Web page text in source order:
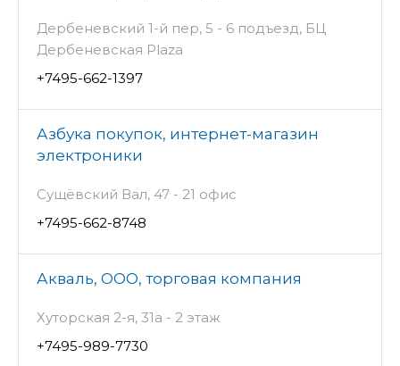
Дербеневский 1-й пер, 5 - 6 подъезд, БЦ
Дербеневская Plaza
+7495-662-1397
Азбука покупок, интернет-магазин
электроники
Сущёвский Вал, 47 - 21 офис
+7495-662-8748
Акваль, ООО, торговая компания
Хуторская 2-я, 31а - 2 этаж
+7495-989-7730